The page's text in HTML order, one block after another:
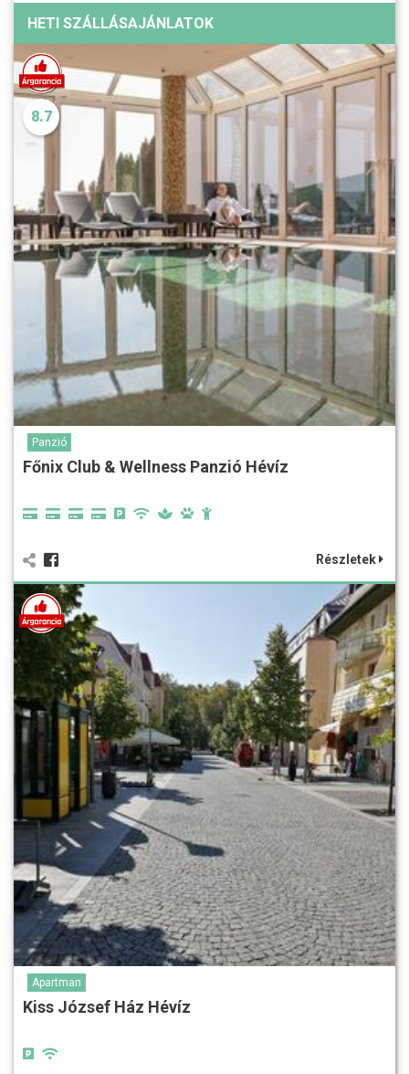
HETI SZÁLLÁSAJÁNLATOK
8.7
Panzió
Főnix Club & Wellness Panzió Hévíz
Részletek
Apartman
Kiss József Ház Hévíz